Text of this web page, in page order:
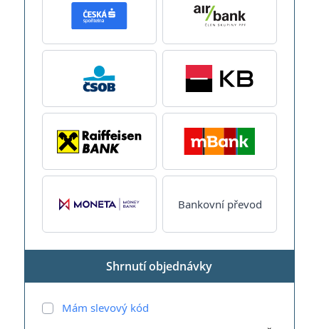
Bankovní převod
Shrnutí objednávky
Mám slevový kód